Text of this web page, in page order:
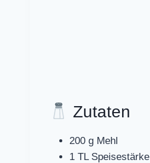
Zutaten
200 g Mehl
1 TL Speisestärke